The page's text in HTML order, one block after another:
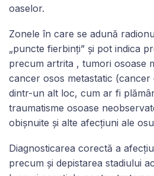
oaselor.
Zonele în care se adună
„puncte fierbinți” și pot indica
precum artrita , tumori osoase
cancer osos metastatic
dintr-un alt loc, cum ar fi
traumatisme osoase
obișnuite și alte afecțiuni ale
Diagnosticarea corectă a
precum și depistarea stadiului